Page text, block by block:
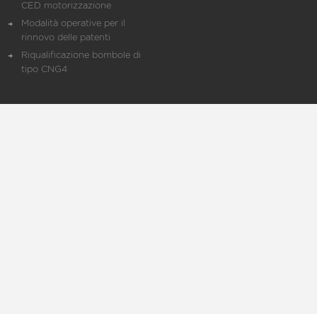
CED motorizzazione
Modalità operative per il
rinnovo delle patenti
Riqualificazione bombole di
tipo CNG4